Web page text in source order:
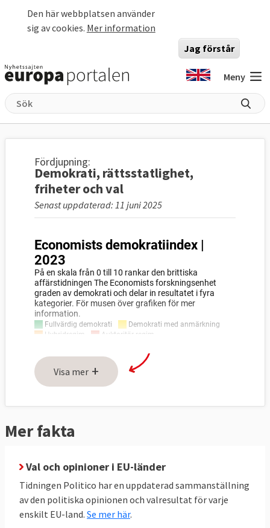
Den här webbplatsen använder
sig av cookies. Mer information
Jag förstår
Meny
Fördjupning:
Demokrati, rättsstatlighet,
friheter och val
Senast uppdaterad: 11 juni 2025
Visa mer +
Mer fakta
Val och opinioner i EU-länder
Tidningen Politico har en uppdaterad sammanställning
av den politiska opinionen och valresultat för varje
enskilt EU-land. Se mer här.